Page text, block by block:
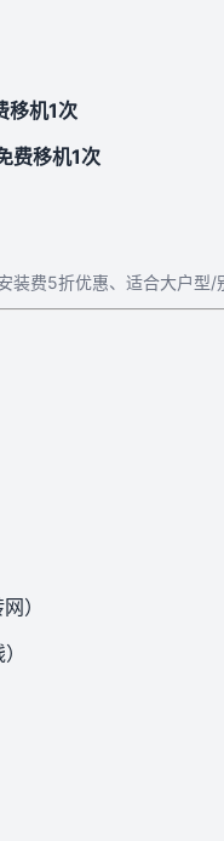
移机1次
费移机1次
装费5折优惠、适合大户型/
）